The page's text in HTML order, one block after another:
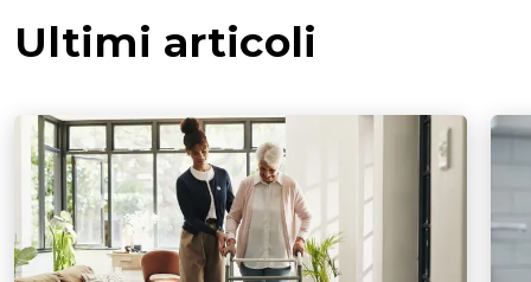
Ultimi articoli